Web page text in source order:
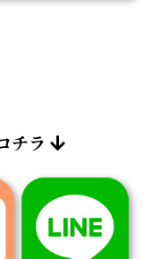
チラ